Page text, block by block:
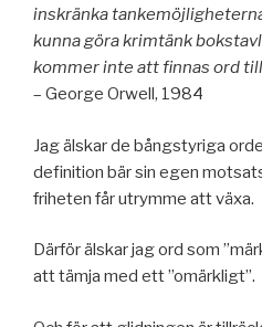
inskränka
kunna göra krimtänk
kommer inte att finnas ord
– George Orwell, 1984
Jag älskar de bångstyriga
definition bär sin egen
friheten får utrymme att växa.
Därför älskar jag ord som
att tämja med ett ”omärkligt”.